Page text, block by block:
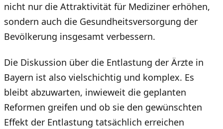
nicht nur die Attraktivität für Mediziner erhöhen,
sondern auch die Gesundheitsversorgung der
Bevölkerung insgesamt verbessern.
Die Diskussion über die Entlastung der Ärzte in
Bayern ist also vielschichtig und komplex. Es
bleibt abzuwarten, inwieweit die geplanten
Reformen greifen und ob sie den gewünschten
Effekt der Entlastung tatsächlich erreichen